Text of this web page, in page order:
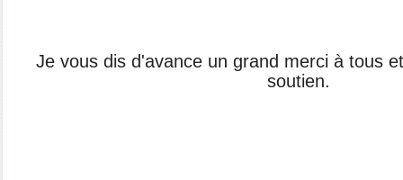
Je vous dis d'avance un grand merci à tous
soutien.